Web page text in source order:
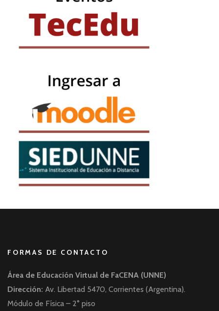
FORMAS DE CONTACTO
Área de Educación Virtual de FaCENA (UNNE)
Dirección: Av. Libertad 5470, Corrientes (Argentina).
Módulo de Física – 2° piso